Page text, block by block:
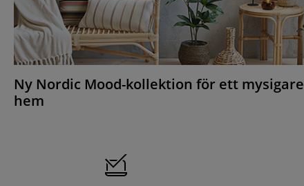
Ny Nordic Mood-kollektion för ett mysigare
hem